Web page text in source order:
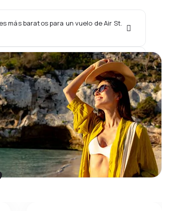
más baratos para un vuelo de Air St.
con un vuelo de Air St. Pierre?